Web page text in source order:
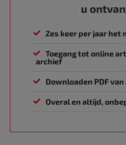
u
Zes keer per jaar het
Toegang tot online
archief
Downloaden PDF
Overal en altijd,